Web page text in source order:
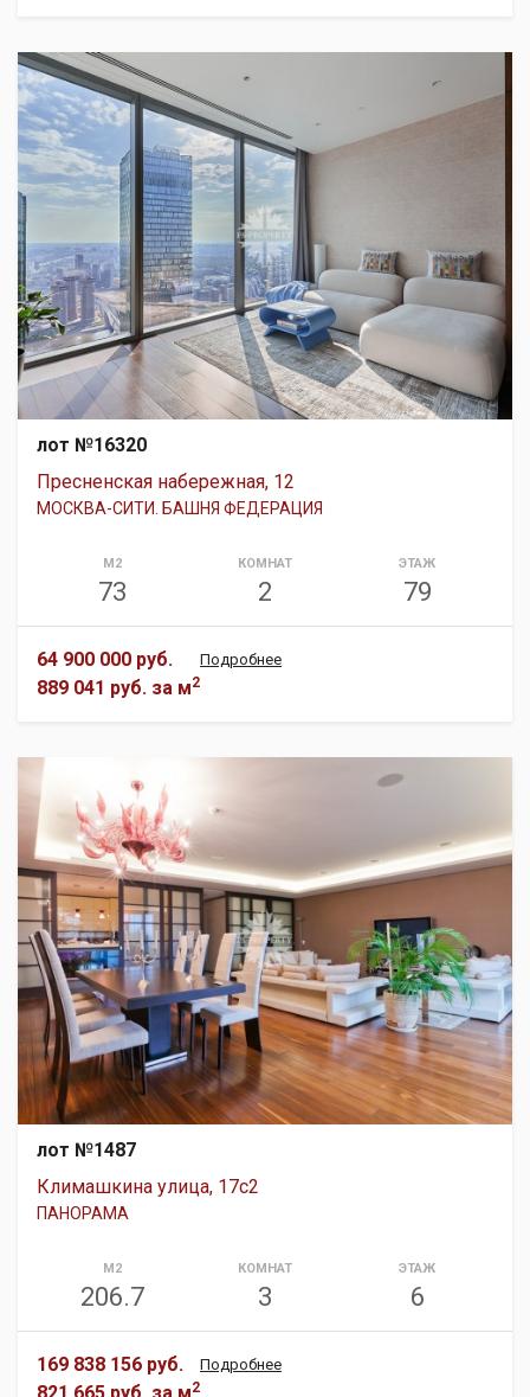
лот №16320
Пресненская набережная, 12
МОСКВА-СИТИ. БАШНЯ ФЕДЕРАЦИЯ
М2
73
КОМНАТ
2
ЭТАЖ
79
64 900 000 руб.
889 041 руб. за м2
Подробнее
лот №1487
Климашкина улица, 17с2
ПАНОРАМА
М2
206.7
КОМНАТ
3
ЭТАЖ
6
169 838 156 руб.
2
Подробнее